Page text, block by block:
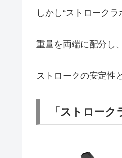
しかし“ストローク
重量を両端に配分し
ストロークの安定性
「ストローク